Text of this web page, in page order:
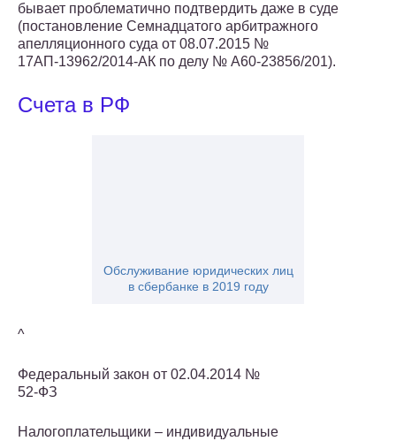
бывает проблематично подтвердить даже в суде
(постановление Семнадцатого арбитражного
апелляционного суда от 08.07.2015 №
17АП-13962/2014-АК по делу № А60-23856/201).
Счета в РФ
Обслуживание юридических лиц
в сбербанке в 2019 году
^
Федеральный закон от 02.04.2014 №
52-ФЗ
Налогоплательщики – индивидуальные